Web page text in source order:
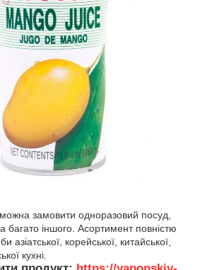
замовити одноразовий посуд,
багато іншого. Асортимент повністю
азіатської, корейської, китайської,
кухні.